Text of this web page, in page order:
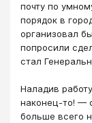
почту по
порядок в
организовал
попросили
стал
Наладив
наконец-то! —
больше всего